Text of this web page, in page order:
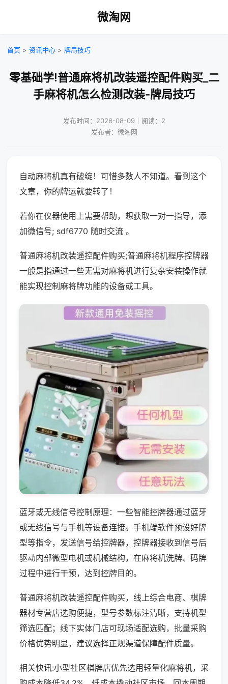
微淘网
首页 > 资讯中心 > 牌局技巧
零基础学!普通麻将机改装遥控配件购买_二
手麻将机怎么检测改装-牌局技巧
发布时间：2026-08-09｜阅读：2
发布者：微淘网
自动麻将机真有破绽！可惜多数人不知道。看到这个
文章，你的牌运就要转了！
若你在仪器使用上需要帮助，想获取一对一指导，添
加微信号; sdf6770 随时交流 。
普通麻将机改装遥控配件购买;普通麻将机程序控牌器
一般是指通过一些无需对麻将机进行复杂安装操作就
能实现控制麻将牌功能的设备或工具。
蓝牙或无线信号控制原理：一些智能控牌器通过蓝牙
或无线信号与手机等设备连接。手机端软件预设好牌
型等指令，发送信号给控牌器，控牌器接收到信号后
驱动内部微型电机或机械结构，在麻将机洗牌、码牌
过程中进行干预，达到控牌目的。
普通麻将机改装遥控配件购买，线上综合电商、棋牌
器材专营店选购便捷，型号参数标注清晰，支持机型
筛选匹配；线下实体门店可现场适配选购，批量采购
价格优势明显，建议选择正规渠道保障配件质量。
相关快讯:小型社区棋牌店优先选用轻量化麻将机，采